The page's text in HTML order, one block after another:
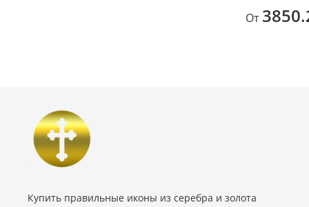
От
Купить правильные иконы из серебра и золота